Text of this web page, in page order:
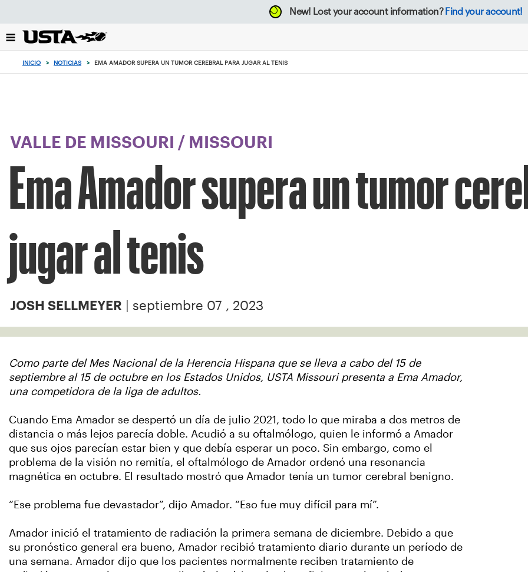
el
botón
New! Lost your account information? Find your account!
INICIO > NOTICIAS > EMA AMADOR SUPERA UN TUMOR CEREBRAL PARA JUGAR AL TENIS
VALLE DE MISSOURI / MISSOURI
Ema Amador supera un tumor
jugar al tenis
JOSH SELLMEYER | septiembre 07 , 2023
Como parte del Mes Nacional de la Herencia Hispana que se lleva a cabo del 15 de
septiembre al 15 de octubre en los Estados Unidos, USTA Missouri presenta a Ema Amador,
una competidora de la liga de adultos.
Cuando Ema Amador se despertó un día de julio 2021, todo lo que miraba a dos metros de
distancia o más lejos parecía doble. Acudió a su oftalmólogo, quien le informó a Amador
que sus ojos parecían estar bien y que debía esperar un poco. Sin embargo, como el
problema de la visión no remitía, el oftalmólogo de Amador ordenó una resonancia
magnética en octubre. El resultado mostró que Amador tenía un tumor cerebral benigno.
“Ese problema fue devastador”, dijo Amador. “Eso fue muy difícil para mí”.
Amador inició el tratamiento de radiación la primera semana de diciembre. Debido a que
su pronóstico general era bueno, Amador recibió tratamiento diario durante un período de
una semana. Amador dijo que los pacientes normalmente reciben tratamiento de